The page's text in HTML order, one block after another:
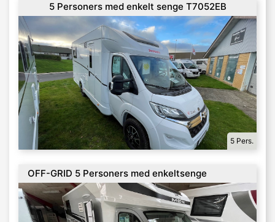
5 Personers med enkelt senge T7052EB
5 Pers.
OFF-GRID 5 Personers med enkeltsenge
Automatgear Mc4 373